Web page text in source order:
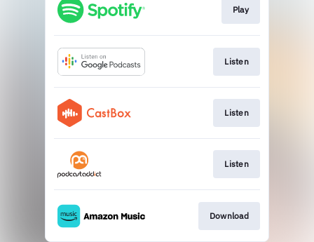
Play
Listen
Listen
Listen
Download